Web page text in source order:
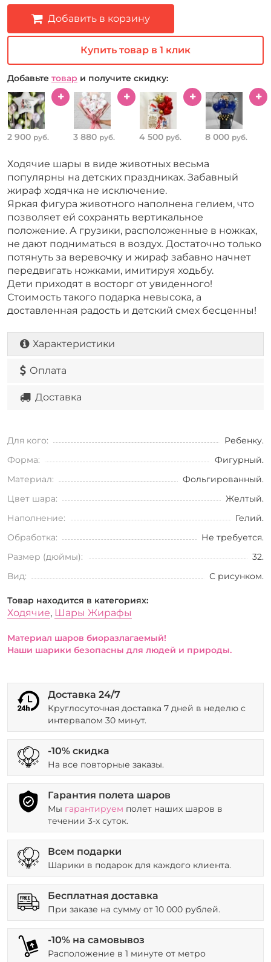
Добавить в корзину
Купить товар в 1 клик
Добавьте товар и получите скидку:
2 900 руб. 3 880 руб. 4 500 руб. 8 000 руб.
Ходячие шары в виде животных весьма
популярны на детских праздниках. Забавный
жираф ходячка не исключение.
Яркая фигура животного наполнена гелием, что
позволяет ей сохранять вертикальное
положение. А грузики, расположенные в ножках,
не дают подниматься в воздух. Достаточно только
потянуть за веревочку и жираф забавно начнет
передвигать ножками, имитируя ходьбу.
Дети приходят в восторг от увиденного!
Стоимость такого подарка невысока, а
доставленная радость и детский смех бесценны!
Характеристики
Оплата
Доставка
Для кого:
Ребенку.
Форма:
Фигурный.
Материал:
Фольгированный.
Цвет шара:
Желтый.
Наполнение:
Гелий.
Обработка:
Не требуется.
Размер (дюймы):
32.
Вид:
С рисунком.
Товар находится в категориях:
Ходячие, Шары Жирафы
Материал шаров биоразлагаемый!
Наши шарики безопасны для людей и природы.
Доставка 24/7
Круглосуточная доставка 7 дней в неделю с
интервалом 30 минут.
-10% скидка
На все повторные заказы.
Гарантия полета шаров
Мы гарантируем полет наших шаров в
течении 3-х суток.
Всем подарки
Шарики в подарок для каждого клиента.
Бесплатная доставка
При заказе на сумму от 10 000 рублей.
-10% на самовывоз
Расположение в 1 минуте от метро